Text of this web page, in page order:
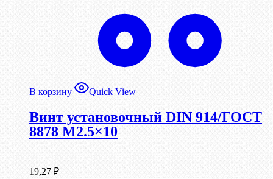
В корзину Quick View
Винт установочный DIN 914/ГОСТ
8878 M2.5×10
19,27 ₽